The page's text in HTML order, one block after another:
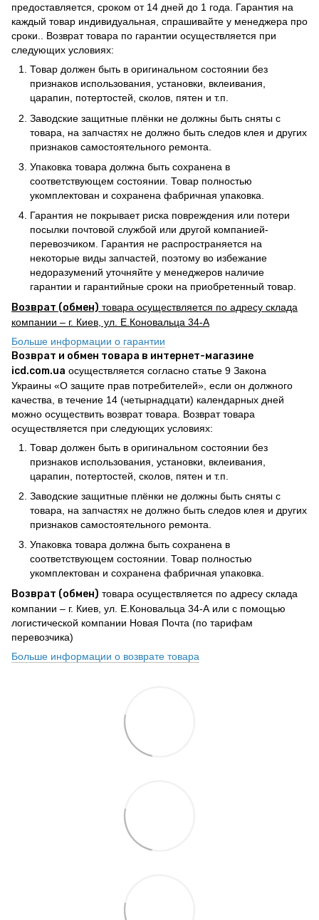
предоставляется, сроком от 14 дней до 1 года. Гарантия на
каждый товар индивидуальная, спрашивайте у менеджера про
сроки.. Возврат товара по гарантии осуществляется при
следующих условиях:
Товар должен быть в оригинальном состоянии без
признаков использования, установки, вклеивания,
царапин, потертостей, сколов, пятен и т.п.
Заводские защитные плёнки не должны быть сняты с
товара, на запчастях не должно быть следов клея и других
признаков самостоятельного ремонта.
Упаковка товара должна быть сохранена в
соответствующем состоянии. Товар полностью
укомплектован и сохранена фабричная упаковка.
Гарантия не покрывает риска повреждения или потери
посылки почтовой службой или другой компанией-
перевозчиком. Гарантия не распространяется на
некоторые виды запчастей, поэтому во избежание
недоразумений уточняйте у менеджеров наличие
гарантии и гарантийные сроки на приобретенный товар.
Возврат (обмен) товара осуществляется по адресу склада
компании – г. Киев, ул. Е.Коновальца 34-А
Больше информации о гарантии
Возврат и обмен товара в интернет-магазине
icd.com.ua осуществляется согласно статье 9 Закона
Украины «О защите прав потребителей», если он должного
качества, в течение 14 (четырнадцати) календарных дней
можно осуществить возврат товара. Возврат товара
осуществляется при следующих условиях:
Товар должен быть в оригинальном состоянии без
признаков использования, установки, вклеивания,
царапин, потертостей, сколов, пятен и т.п.
Заводские защитные плёнки не должны быть сняты с
товара, на запчастях не должно быть следов клея и других
признаков самостоятельного ремонта.
Упаковка товара должна быть сохранена в
соответствующем состоянии. Товар полностью
укомплектован и сохранена фабричная упаковка.
Возврат (обмен) товара осуществляется по адресу склада
компании – г. Киев, ул. Е.Коновальца 34-А или с помощью
логистической компании Новая Почта (по тарифам
перевозчика)
Больше информации о возврате товара